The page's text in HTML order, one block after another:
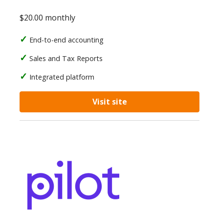
$20.00 monthly
End-to-end accounting
Sales and Tax Reports
Integrated platform
Visit site